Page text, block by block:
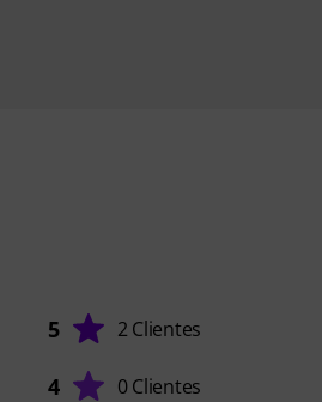
5 2 Clientes
4 0 Clientes